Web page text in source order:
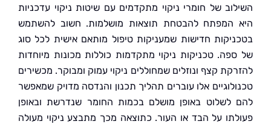
של חומרי ניקוי מתקדמים עם שיטות ניקוי עדכניות
המפתח להבטחת תוצאות מושלמות. חשוב להשתמש
חדישות שמעניקות טיפול מותאם אישית לכל סוג
טכניקות ניקוי מתקדמות כוללות מכונות מיוחדות
קצף ונוזלים שמחוללים ניקוי עמוק ומבוקר. מכשירים
אלו עוברים תהליך תכנון והנדסה מדויק שמאפשר
באופן מושלם בכמות החומר שנדרשת ובאופן
על הבד או העור. כתוצאה מכך מתבצע ניקוי מעולה